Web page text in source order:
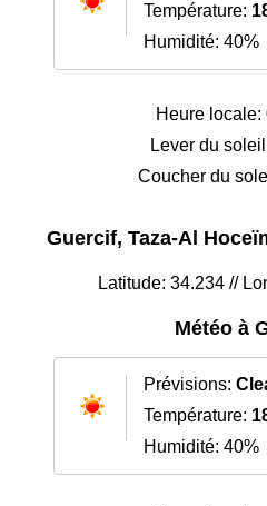
Température:
Humidité: 40%
Heure locale:
Lever du
Coucher du
Guercif, Taza-Al
Latitude: 34.234 //
Météo à
Prévisions:
Température:
Humidité: 40%